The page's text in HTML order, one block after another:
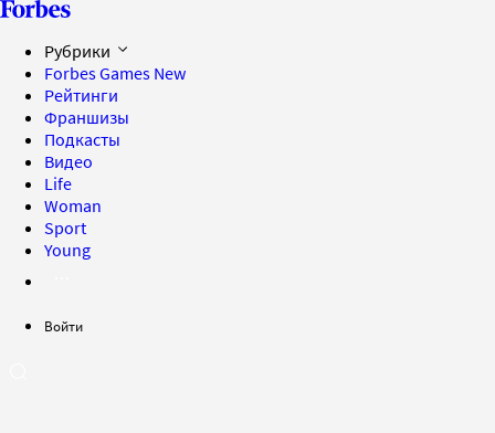
Рубрики
Forbes Games New
Рейтинги
Франшизы
Подкасты
Видео
Life
Woman
Sport
Young
Войти